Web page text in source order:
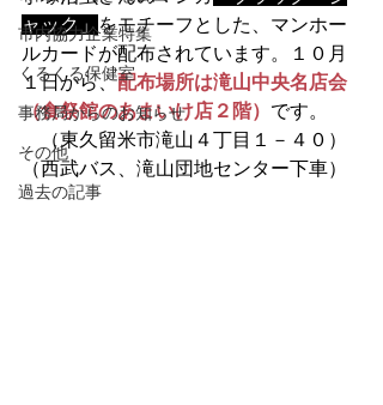
市内協力企業特集
くるくる保健室
事務局からのお知らせ
その他
過去の記事
ャック」 をモチーフとした、マンホー
ルカードが配布されています。１０月
１日から、配布場所は滝山中央名店会
（食祭館のあまいけ店２階） です。
（東久留米市滝山４丁目１－４０）
（西武バス、滝山団地センター下車）